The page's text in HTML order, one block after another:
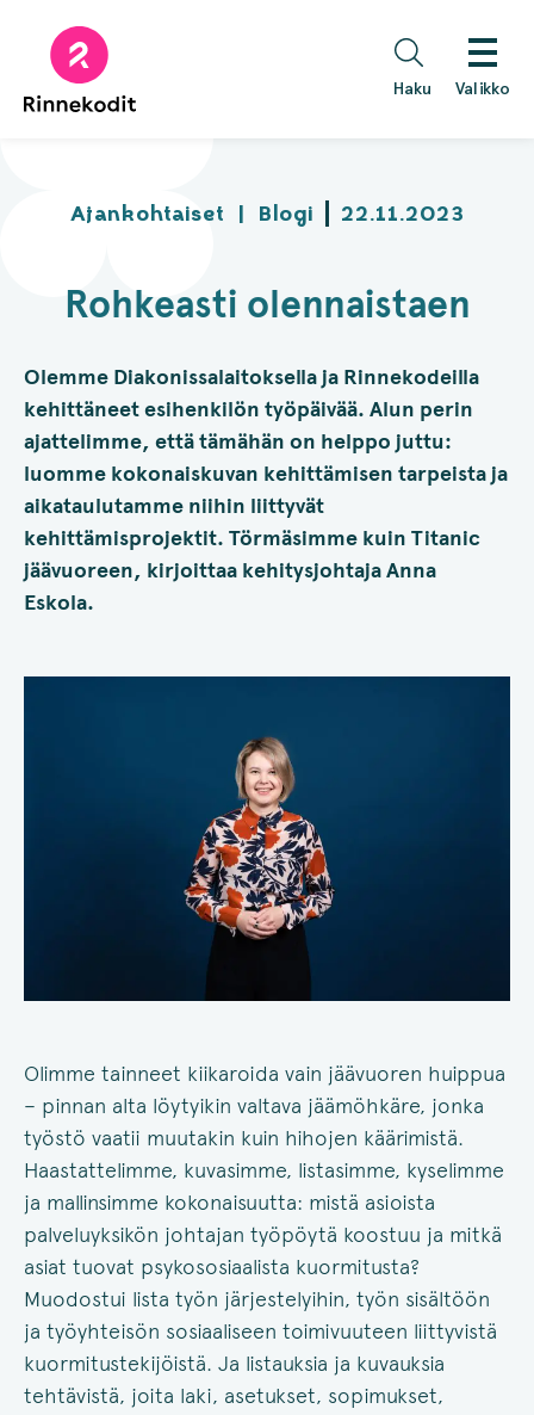
sisältöön
Haku Valikko
Ajankohtaiset | Blogi 22.11.2023
Rohkeasti olennaistaen
Olemme Diakonissalaitoksella ja Rinnekodeilla
kehittäneet esihenkilön työpäivää. Alun perin
ajattelimme, että tämähän on helppo juttu:
luomme kokonaiskuvan kehittämisen tarpeista ja
aikataulutamme niihin liittyvät
kehittämisprojektit. Törmäsimme kuin Titanic
jäävuoreen, kirjoittaa kehitysjohtaja Anna
Eskola.
Olimme tainneet kiikaroida vain jäävuoren huippua
– pinnan alta löytyikin valtava jäämöhkäre, jonka
työstö vaatii muutakin kuin hihojen käärimistä.
Haastattelimme, kuvasimme, listasimme, kyselimme
ja mallinsimme kokonaisuutta: mistä asioista
palveluyksikön johtajan työpöytä koostuu ja mitkä
asiat tuovat psykososiaalista kuormitusta?
Muodostui lista työn järjestelyihin, työn sisältöön
ja työyhteisön sosiaaliseen toimivuuteen liittyvistä
kuormitustekijöistä. Ja listauksia ja kuvauksia
tehtävistä, joita laki, asetukset, sopimukset,